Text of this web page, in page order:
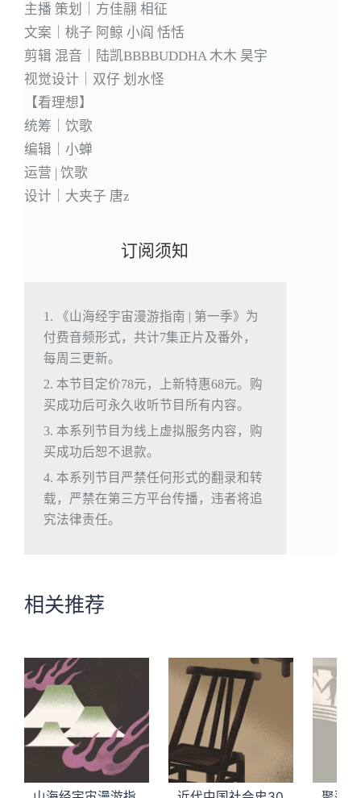
主播 策划｜方佳翮 相征
文案｜桃子 阿鲸 小阎 恬恬
剪辑 混音｜陆凯BBBBUDDHA 木木 昊宇
视觉设计｜双仔 划水怪
【看理想】
统筹｜饮歌
编辑｜小蝉
运营 | 饮歌
设计｜大夹子 唐z
订阅须知
1. 《山海经宇宙漫游指南 | 第一季》为
付费音频形式，共计7集正片及番外，
每周三更新。
2. 本节目定价78元，上新特惠68元。购
买成功后可永久收听节目所有内容。
3. 本系列节目为线上虚拟服务内容，购
买成功后恕不退款。
4. 本系列节目严禁任何形式的翻录和转
载，严禁在第三方平台传播，违者将追
究法律责任。
相关推荐